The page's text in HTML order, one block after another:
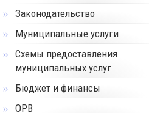
Законодательство
Муниципальные услуги
Схемы предоставления
муниципальных услуг
Бюджет и финансы
ОРВ